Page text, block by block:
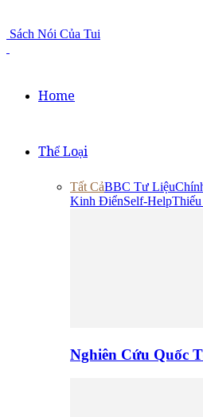
Sách Nói Của Tui
Home
Thể Loại
Tất CảBBC Tư Liệu
Kinh ĐiểnSelf-Help
Nghiên Cứu Quốc